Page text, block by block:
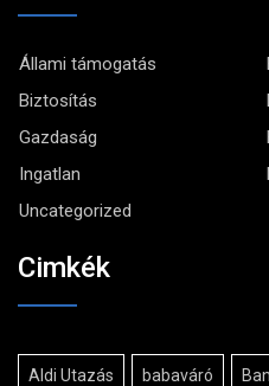
Állami támogatás
Biztosítás
Gazdaság
Ingatlan
Uncategorized
Cimkék
Aldi Utazás babaváró